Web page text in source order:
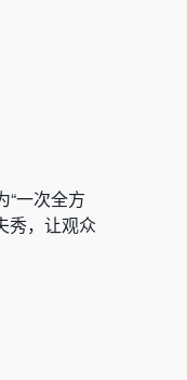
“一次全方
秀，让观众